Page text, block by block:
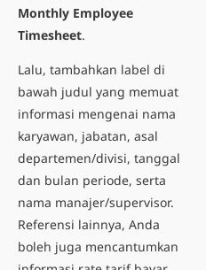
Monthly Employee
Timesheet.
Lalu, tambahkan label di
bawah judul yang memuat
informasi mengenai nama
karyawan, jabatan, asal
departemen/divisi, tanggal
dan bulan periode, serta
nama manajer/supervisor.
Referensi lainnya, Anda
boleh juga mencantumkan